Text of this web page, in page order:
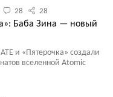
28 28
Баба Зина — новый
и «Пятерочка» создали
вселенной Atomic